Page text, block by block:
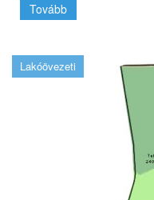
Tovább
Lakóövezeti